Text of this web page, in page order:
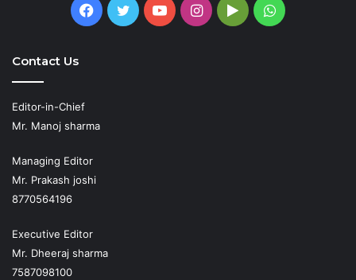
Facebook
TwitterYouTubeInstagram
GoogleWhatsApp
Contact Us
Editor-in-Chief
Mr. Manoj sharma
Managing Editor
Mr. Prakash joshi
8770564196
Executive Editor
Mr. Dheeraj sharma
7587098100